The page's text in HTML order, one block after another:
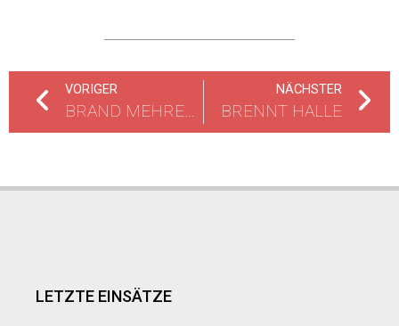
VORIGER
BRAND MEHRERER GARTENHÜTTEN
NÄCHSTER
BRENNT HALLE
LETZTE EINSÄTZE